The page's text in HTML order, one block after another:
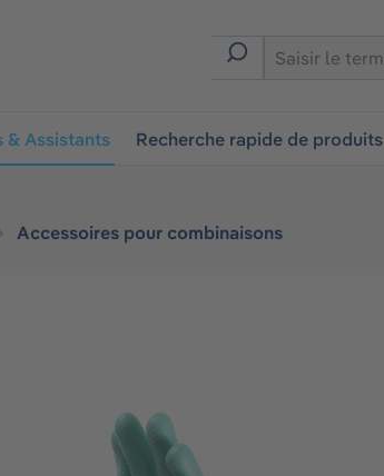
& Assistants Recherche rapide de produits
Accessoires pour combinaisons